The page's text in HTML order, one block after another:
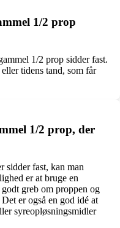
1/2 prop
1/2 prop sidder fast.
tidens tand, som får
1/2 prop, der
sidder fast, kan man
er at bruge en
greb om proppen og
er også en god idé at
syreopløsningsmidler